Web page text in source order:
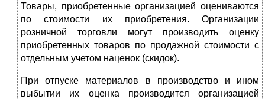
Товары, приобретенные организацией оцениваются
по стоимости их приобретения. Организации
розничной торговли могут производить оценку
приобретенных товаров по продажной стоимости с
отдельным учетом наценок (скидок).
При отпуске материалов в производство и ином
выбытии их оценка производится организацией